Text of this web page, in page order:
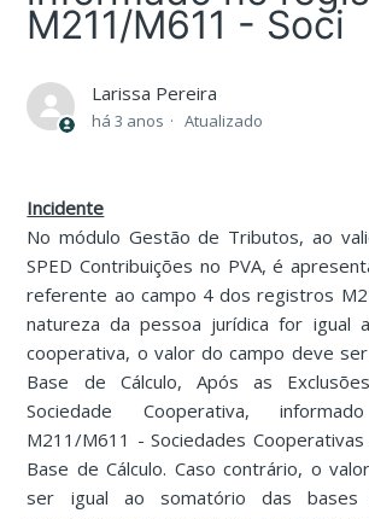
M211/M611 - Soci
Larissa Pereira
há 3 anos Atualizado
Incidente
No módulo Gestão de Tributos, ao
SPED Contribuições no PVA, é
referente ao campo 4 dos registros
natureza da pessoa jurídica for igual
cooperativa, o valor do campo deve
Base de Cálculo, Após as
Sociedade Cooperativa,
M211/M611 - Sociedades
Base de Cálculo. Caso contrário, o
ser igual ao somatório das bases